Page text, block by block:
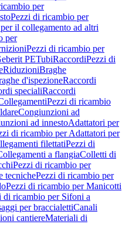
per
Pezzi di ricambio per
il collegamento ad altri
per
Pezzi di ricambio per
PETubiRaccordiPezzi di
RiduzioniBraghe
d'ispezioneRaccordi
specialiRaccordi
Pezzi di ricambio
Congiunzioni ad
ad innestoAdattatori per
di ricambio per Adattatori per
filettatiPezzi di
a flangiaColletti di
Pezzi di ricambio per
tecnichePezzi di ricambio per
Pezzi di ricambio per Manicotti
di ricambio per Sifoni a
per braccialettiCanali
cantiereMateriali di